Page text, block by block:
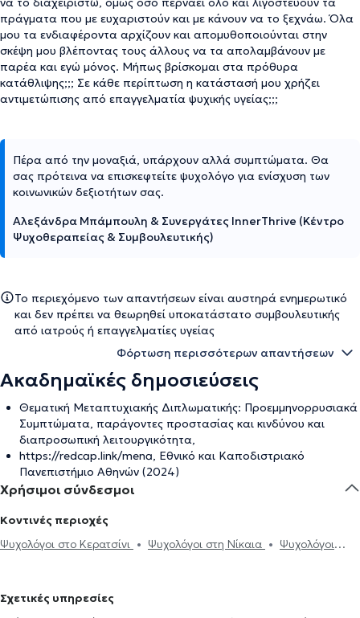
πράγματα που με ευχαριστούν και με κάνουν να το ξεχνάω. Όλα
μου τα ενδιαφέροντα αρχίζουν και απομυθοποιούνται στην
σκέψη μου βλέποντας τους άλλους να τα απολαμβάνουν με
παρέα και εγώ μόνος. Μήπως βρίσκομαι στα πρόθυρα
κατάθλιψης;;; Σε κάθε περίπτωση η κατάστασή μου χρήζει
αντιμετώπισης από επαγγελματία ψυχικής υγείας;;;
Πέρα από την μοναξιά, υπάρχουν αλλά συμπτώματα. Θα
σας πρότεινα να επισκεφτείτε ψυχολόγο για ενίσχυση των
κοινωνικών δεξιοτήτων σας.
Αλεξάνδρα Μπάμπουλη & Συνεργάτες InnerThrive (Κέντρο
Ψυχοθεραπείας & Συμβουλευτικής)
Το περιεχόμενο των απαντήσεων είναι αυστηρά ενημερωτικό
και δεν πρέπει να θεωρηθεί υποκατάστατο συμβουλευτικής
από ιατρούς ή επαγγελματίες υγείας
Φόρτωση περισσότερων απαντήσεων
Ακαδημαϊκές δημοσιεύσεις
Θεματική Μεταπτυχιακής Διπλωματικής: Προεμμηνορρυσιακά
Συμπτώματα, παράγοντες προστασίας και κινδύνου και
διαπροσωπική λειτουργικότητα,
https://redcap.link/mena, Εθνικό και Καποδιστριακό
Πανεπιστήμιο Αθηνών (2024)
Χρήσιμοι σύνδεσμοι
Κοντινές περιοχές
Ψυχολόγοι στο Κερατσίνι
Ψυχολόγοι στη Νίκαια
Ψυχολόγοι
Φάληρο
Ψυχολόγοι στην Αγία Βαρβάρα
Σχετικές υπηρεσίες